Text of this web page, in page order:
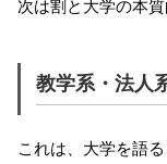
次は割と大学の本
教学系・法人
これは、大学を語